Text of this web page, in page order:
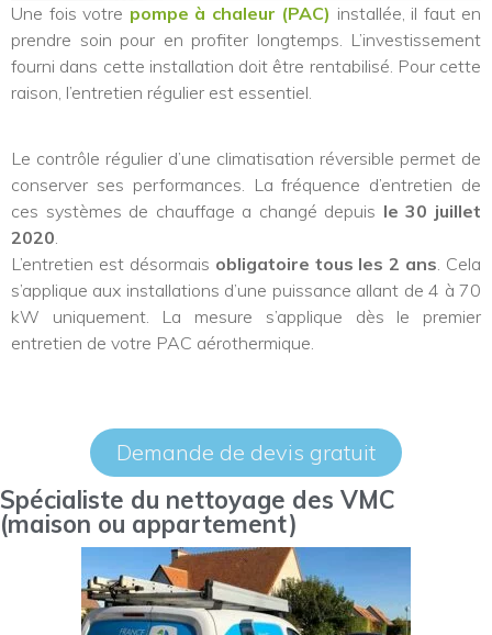
Une fois votre pompe à chaleur (PAC) installée, il faut en
prendre soin pour en profiter longtemps. L’investissement
fourni dans cette installation doit être rentabilisé. Pour cette
raison, l’entretien régulier est essentiel.
Le contrôle régulier d’une climatisation réversible permet de
conserver ses performances. La fréquence d’entretien de
ces systèmes de chauffage a changé depuis le 30 juillet
2020
L’entretien est désormais obligatoire tous les 2 ans . Cela
s’applique aux installations d’une puissance allant de 4 à 70
kW uniquement. La mesure s’applique dès le premier
entretien de votre PAC aérothermique.
Demande de devis gratuit
Spécialiste du nettoyage des VMC
(maison ou appartement)